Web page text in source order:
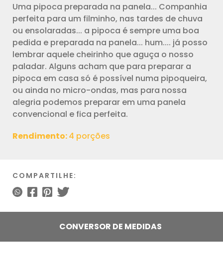
Uma pipoca preparada na panela... Companhia
perfeita para um filminho, nas tardes de chuva
ou ensolaradas... a pipoca é sempre uma boa
pedida e preparada na panela... hum.... já posso
lembrar aquele cheirinho que aguça o nosso
paladar. Alguns acham que para preparar a
pipoca em casa só é possível numa pipoqueira,
ou ainda no micro-ondas, mas para nossa
alegria podemos preparar em uma panela
convencional e fica perfeita.
Rendimento:4 porções
COMPARTILHE:
CONVERSOR DE MEDIDAS